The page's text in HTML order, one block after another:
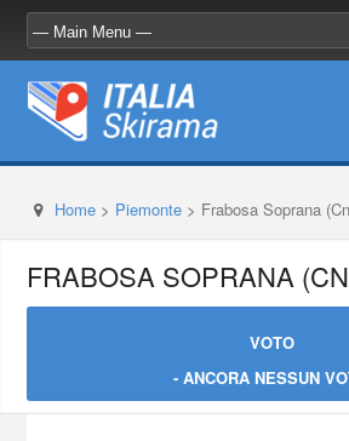
Home> Piemonte> Frabosa Soprana
FRABOSA SOPRANA
VOTO
- ANCORA NESSUN